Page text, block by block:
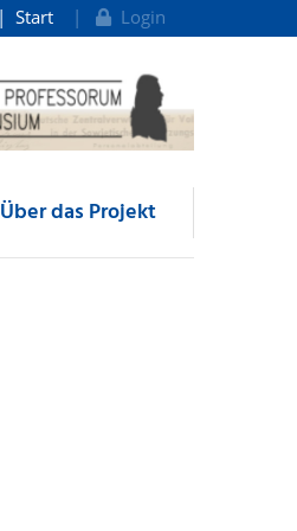
Start Login
Über das Projekt